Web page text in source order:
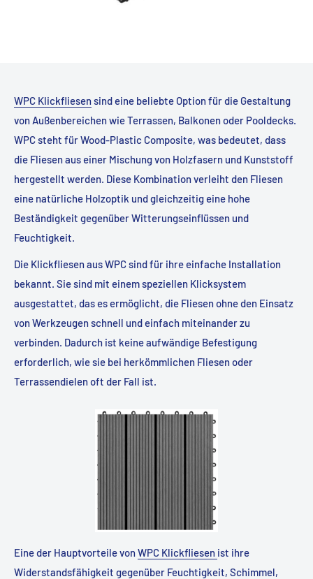
WPC Klickfliesensind eine beliebte Option für die Gestaltung
von Außenbereichen wie Terrassen, Balkonen oder Pooldecks.
WPC steht für Wood-Plastic Composite, was bedeutet, dass
die Fliesen aus einer Mischung von Holzfasern und Kunststoff
hergestellt werden. Diese Kombination verleiht den Fliesen
eine natürliche Holzoptik und gleichzeitig eine hohe
Beständigkeit gegenüber Witterungseinflüssen und
Feuchtigkeit.
Die Klickfliesen aus WPC sind für ihre einfache Installation
bekannt. Sie sind mit einem speziellen Klicksystem
ausgestattet, das es ermöglicht, die Fliesen ohne den Einsatz
von Werkzeugen schnell und einfach miteinander zu
verbinden. Dadurch ist keine aufwändige Befestigung
erforderlich, wie sie bei herkömmlichen Fliesen oder
Terrassendielen oft der Fall ist.
Eine der Hauptvorteile vonWPC Klickfliesen ist ihre
Widerstandsfähigkeit gegenüber Feuchtigkeit, Schimmel,